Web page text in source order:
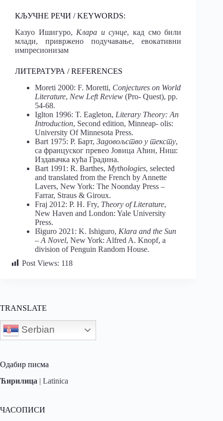
КЉУЧНЕ РЕЧИ / KEYWORDS:
Казуо Ишигуро, Клара и сунце, кад смо били
млади, привржено подучавање, евокативни
импресионизам
ЛИТЕРАТУРА / REFERENCES
Moreti 2000: F. Moretti, Conjectures on World
Literature, New Left Review (Pro- Quest), pp.
54-68.
Iglton 1996: T. Eagleton, Literary Theory: An
Introduction, Second edition, Minneap- olis:
University Of Minnesota Press.
Bart 1975: Р. Барт, Задовољство у тексту,
са француског превео Јовица Аћин, Ниш:
Издавачка кућа Градина.
Bart 1991: R. Barthes, Mythologies, selected
and translated from the French by Annette
Lavers, New York: The Noonday Press –
Farrar, Straus & Giroux.
Fraj 2012: P. H. Fry, Theory of Literature,
New Haven and London: Yale University
Press.
Išiguro 2021: K. Ishiguro, Klara and the Sun
– A Novel, New York: Alfred A. Knopf, a
division of Penguin Random House.
Post Views: 118
TRANSLATE
Serbian
Одабир писма
Ћирилица | Latinica
ЧАСОПИСИ